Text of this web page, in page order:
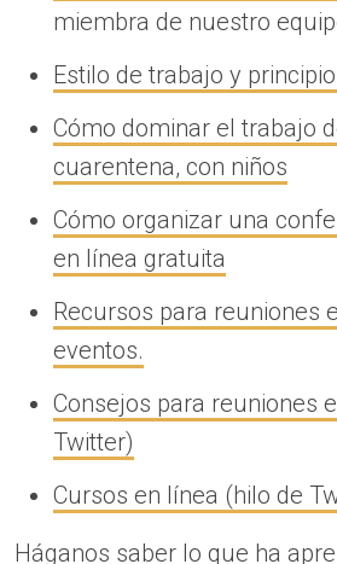
miembra de nuestro
Estilo de trabajo y
Cómo dominar el trabajo
cuarentena, con niños
Cómo organizar una
en línea gratuita
Recursos para reuniones
eventos.
Consejos para reuniones
Twitter)
Cursos en línea (hilo de
Háganos saber lo que ha